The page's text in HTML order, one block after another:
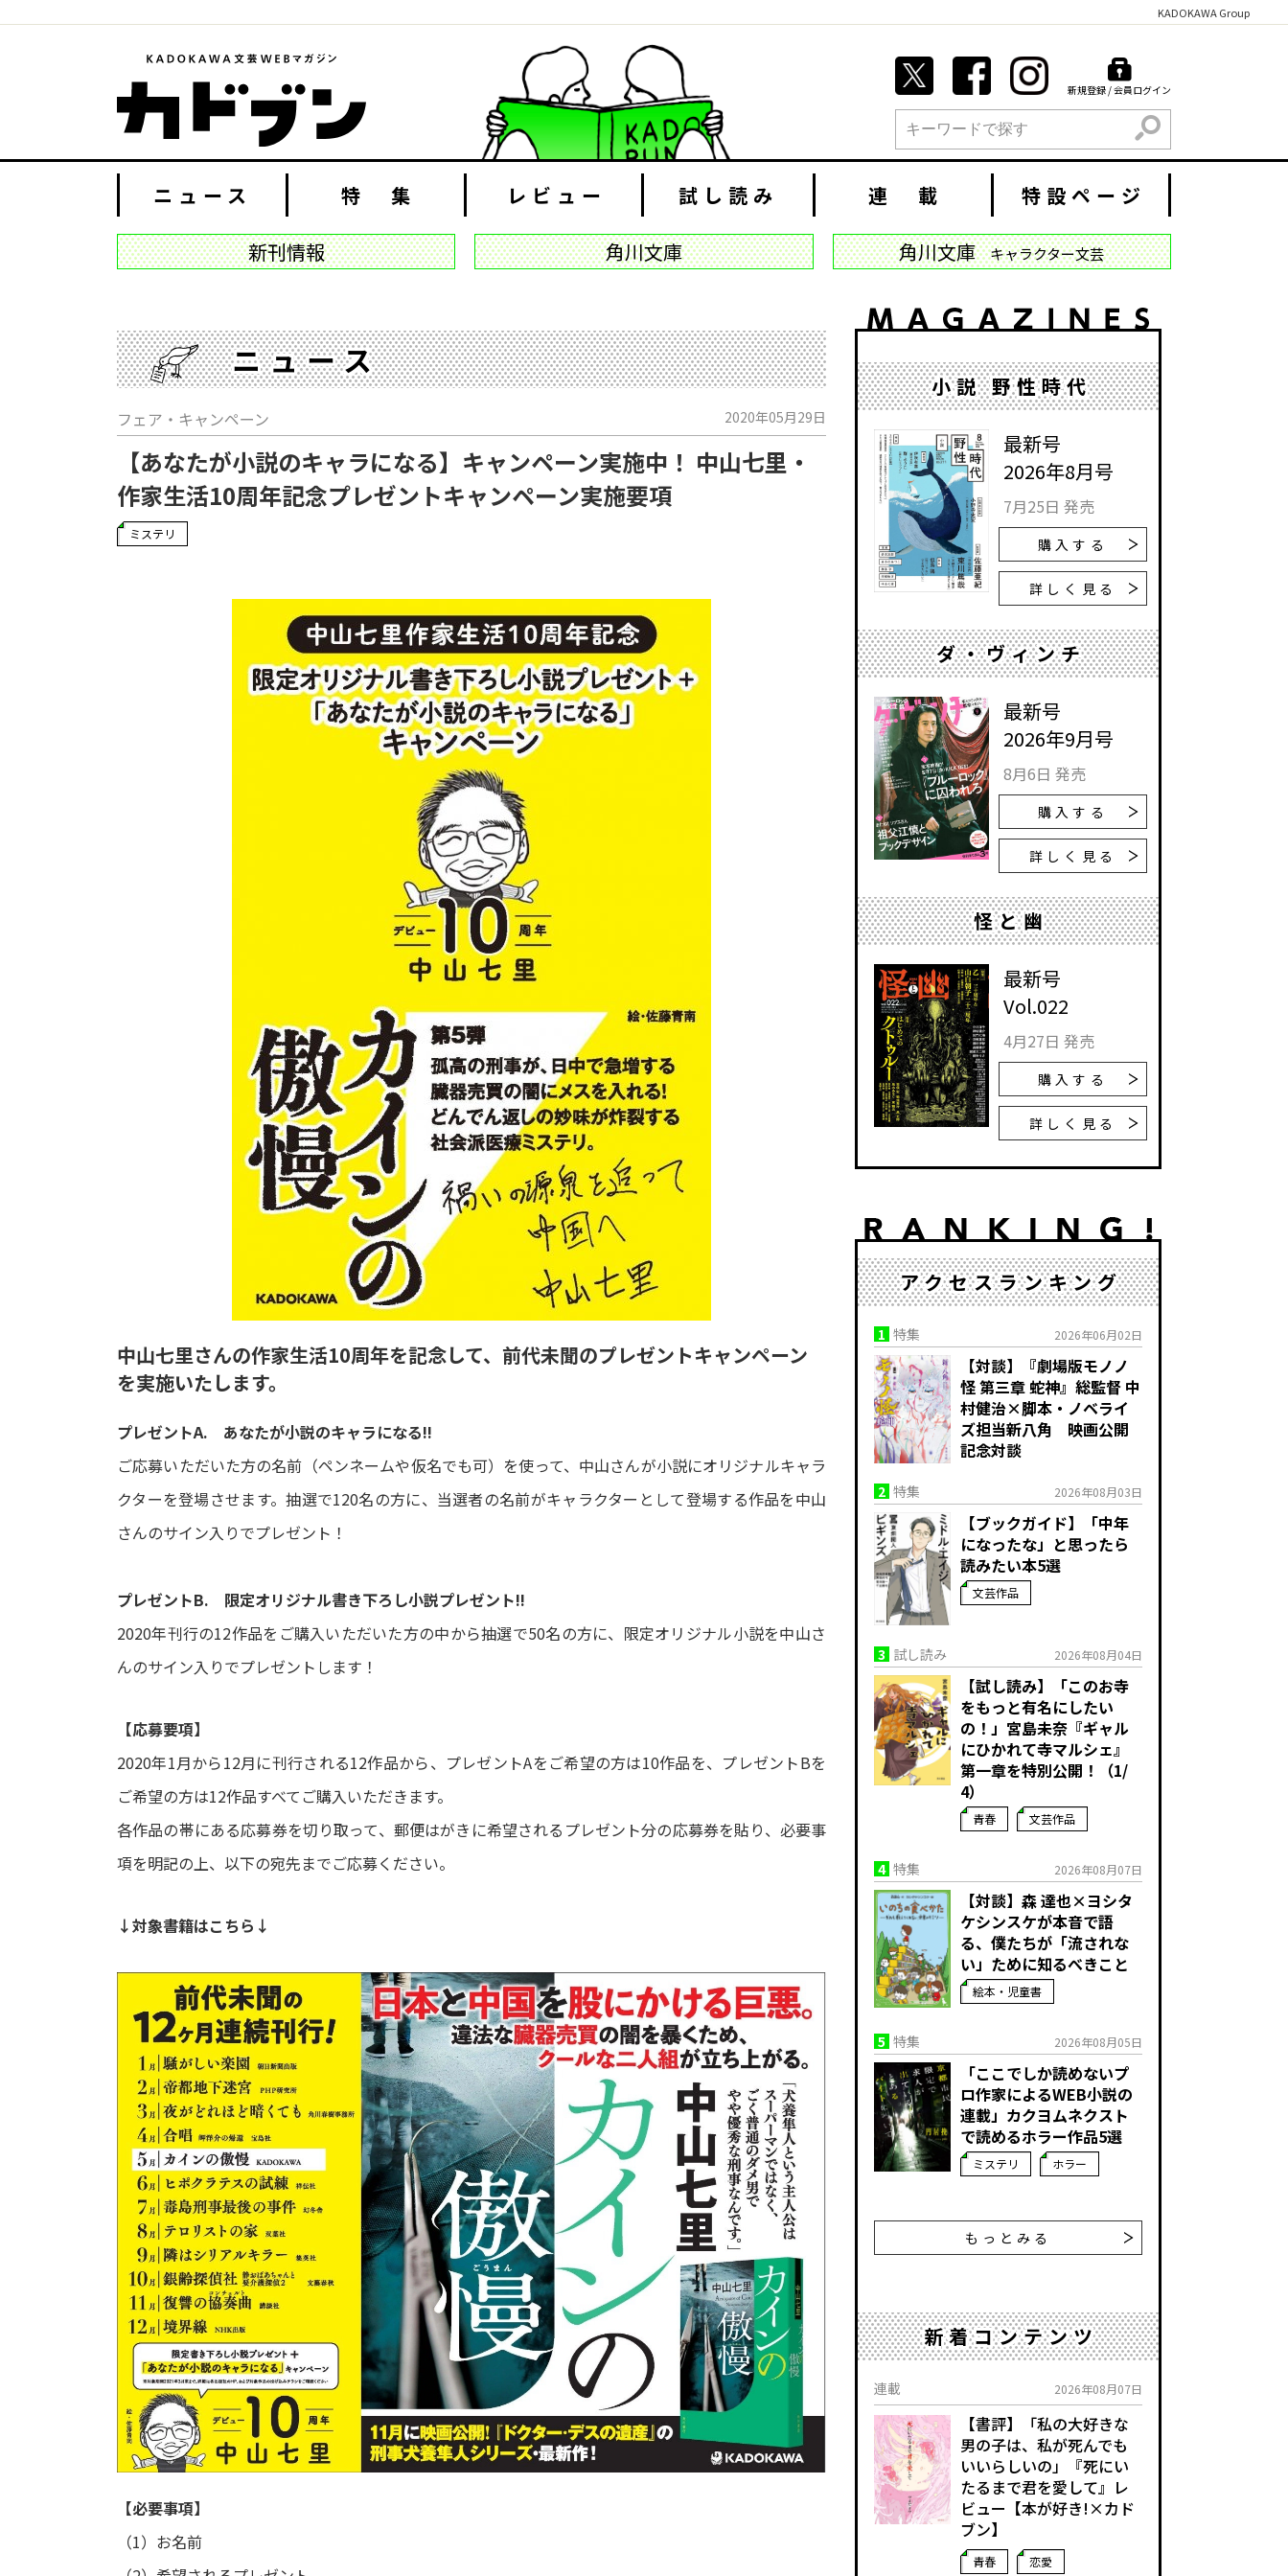
KADOKAWA Group
新規登録 / 会員ログイン
検索
ニュース 特 集 レビュー 試し読み 連 載 特設ページ
新刊情報 角川文庫 角川文庫 キャラクター文芸
ニュース
フェア・キャンペーン 2020年05月29日
【あなたが小説のキャラになる】キャンペーン実施中！ 中山七里・
作家生活10周年記念プレゼントキャンペーン実施要項
ミステリ
中山七里さんの作家生活10周年を記念して、前代未聞のプレゼントキャンペーン
を実施いたします。
プレゼントA. あなたが小説のキャラになる!!
ご応募いただいた方の名前（ペンネームや仮名でも可）を使って、中山さんが小説にオリジナルキャラ
クターを登場させます。抽選で120名の方に、当選者の名前がキャラクターとして登場する作品を中山
さんのサイン入りでプレゼント！
プレゼントB. 限定オリジナル書き下ろし小説プレゼント!!
2020年刊行の12作品をご購入いただいた方の中から抽選で50名の方に、限定オリジナル小説を中山さ
んのサイン入りでプレゼントします！
【応募要項】
2020年1月から12月に刊行される12作品から、プレゼントAをご希望の方は10作品を、プレゼントBを
ご希望の方は12作品すべてご購入いただきます。
各作品の帯にある応募券を切り取って、郵便はがきに希望されるプレゼント分の応募券を貼り、必要事
項を明記の上、以下の宛先までご応募ください。
↓対象書籍はこちら↓
【必要事項】
（1）お名前
小説 野性時代
最新号
2026年8月号
7月25日 発売
購入する
詳しく見る
ダ・ヴィンチ
最新号
2026年9月号
8月6日 発売
購入する
詳しく見る
怪と幽
最新号
Vol.022
4月27日 発売
購入する
詳しく見る
アクセスランキング
1 特集 2026年06月02日
【対談】『劇場版モノノ
怪 第三章 蛇神』総監督 中
村健治×脚本・ノベライ
ズ担当新八角 映画公開
記念対談
2 特集 2026年08月03日
【ブックガイド】「中年
になったな」と思ったら
読みたい本5選
文芸作品
3 試し読み 2026年08月04日
【試し読み】「このお寺
をもっと有名にしたい
の！」宮島未奈『ギャル
にひかれて寺マルシェ』
第一章を特別公開！（1/
4）
青春 文芸作品
4 特集 2026年08月07日
【対談】森 達也×ヨシタ
ケシンスケが本音で語
る、僕たちが「流されな
い」ために知るべきこと
絵本・児童書
5 特集 2026年08月05日
「ここでしか読めないプ
ロ作家によるWEB小説の
連載」――カクヨムネクスト
で読めるホラー作品5選
ミステリ ホラー
もっとみる
新着コンテンツ
連載 2026年08月07日
【書評】「私の大好きな
男の子は、私が死んでも
いいらしいの」――『死にい
たるまで君を愛して』レ
ビュー【本が好き!×カド
ブン】
青春 恋愛